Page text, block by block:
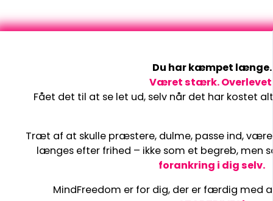
Du har kæmpet længe.
Været stærk.
Fået det til at se let ud, selv når det har kostet
Træt af at skulle præstere, dulme, passe ind, være
længes efter frihed – ikke som et begreb, men
forankring i dig selv.
MindFreedom er for dig, der er færdig med